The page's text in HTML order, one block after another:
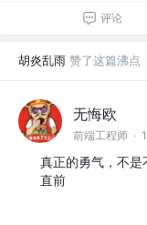
评论
胡炎乱雨 赞了这篇沸点
无悔欧
前端工程师 ·
真正的勇气，不是
直前